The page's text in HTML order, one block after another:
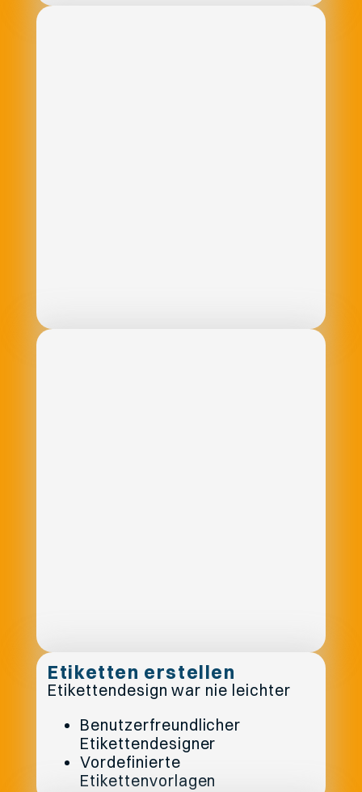
Etiketten erstellen
Etikettendesign war nie leichter
Benutzerfreundlicher
Etikettendesigner
Vordefinierte
Etikettenvorlagen